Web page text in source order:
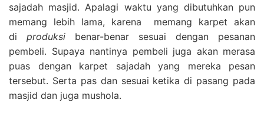
sajadah masjid. Apalagi waktu yang dibutuhkan pun
memang lebih lama, karena memang karpet akan
di produksi benar-benar sesuai dengan pesanan
pembeli. Supaya nantinya pembeli juga akan merasa
puas dengan karpet sajadah yang mereka pesan
tersebut. Serta pas dan sesuai ketika di pasang pada
masjid dan juga mushola.